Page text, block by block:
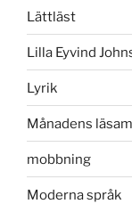
Lättläst
Lilla Eyvind
Lyrik
Månadens
mobbning
Moderna språk